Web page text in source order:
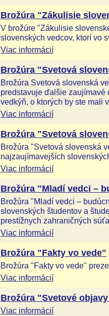
Brožúra "Zákulisie
V brožúre "Zákulisie
slovenských vedcov, ktorí vo
Viac informácií
Brožúra "Svetová
Brožúra Svetová slovenská
predstavuje ďalšie
vedkýň, o ktorých by ste mali
Viac informácií
Brožúra "Svetová
Brožúra "Svetová slovenská
najzaujímavejších
Viac informácií
Brožúra "Mladí vedci –
Brožúra "Mladí vedci –
slovenských študentov a
prestížnych zahraničných
Viac informácií
Brožúra "Fakty vo vede"
Brožúra "Fakty vo vede"
Viac informácií
Brožúra "Svetové
Viac informácií